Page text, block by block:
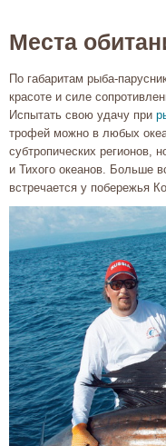
Места
По габаритам рыба-
красоте и силе
Испытать свою удачу при
трофей можно в любых
субтропических регионов,
и Тихого океанов. Больше
встречается у побережья